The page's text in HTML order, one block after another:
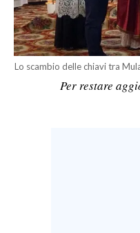
LAVORO
BANDI
Lo scambio delle chiavi tra
Per restare